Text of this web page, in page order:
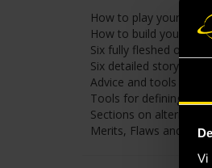
Vi
How to play your
How to build your
Six fully fleshed out
Six detailed story
Advice and tools for
Tools for defining and
Sections on alternate
Merits, Flaws and